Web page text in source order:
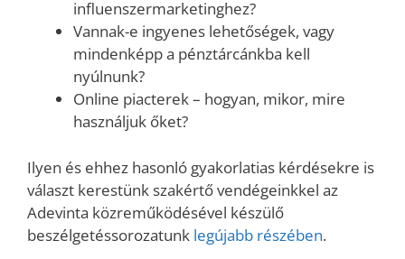
influenszermarketinghez?
Vannak-e ingyenes lehetőségek, vagy
mindenképp a pénztárcánkba kell
nyúlnunk?
Online piacterek – hogyan, mikor, mire
használjuk őket?
Ilyen és ehhez hasonló gyakorlatias kérdésekre is
választ kerestünk szakértő vendégeinkkel az
Adevinta közreműködésével készülő
beszélgetéssorozatunk legújabb részében.